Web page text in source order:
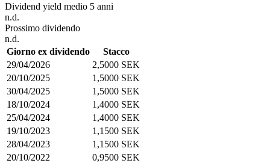
Dividend yield medio 5 anni
n.d.
Prossimo dividendo
n.d.
Giorno ex dividendo
Stacco
29/04/2026
2,5000 SEK
20/10/2025
1,5000 SEK
30/04/2025
1,5000 SEK
18/10/2024
1,4000 SEK
25/04/2024
1,4000 SEK
19/10/2023
1,1500 SEK
28/04/2023
1,1500 SEK
20/10/2022
0,9500 SEK